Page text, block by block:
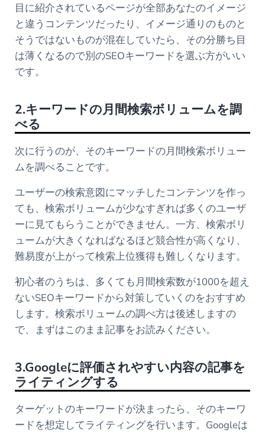
目に紹介されているページが全部あなたのイメージ
と違うコンテンツだったり、イメージ通りのものと
そうではないものが混在していたら、その分勝ち目
は薄くなるので別のSEOキーワードを選ぶ方がいい
です。
2.キーワードの月間検索ボリュームを調
べる
次に行うのが、そのキーワードの月間検索ボリュー
ムを調べることです。
ユーザーの検索意図にマッチしたコンテンツを作っ
ても、検索ボリュームが少なすぎれば多くのユーザ
ーに見てもらうことができません。一方、検索ボリ
ュームが大きくなればなるほど競合性が高くなり、
難易度が上がって検索上位獲得も難しくなります。
初心者のうちは、多くても月間検索数が1000を超え
ないSEOキーワードから対策していくのをおすすめ
します。検索ボリュームの調べ方は後述しますの
で、まずはこのまま記事をお読みください。
3.Googleに評価されやすい内容の記事を
ライティングする
ターゲットのキーワードが決まったら、そのキーワ
ードを想定してライティングを行います。Googleは